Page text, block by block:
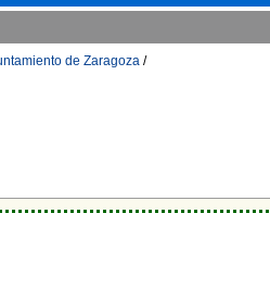
de Zaragoza /